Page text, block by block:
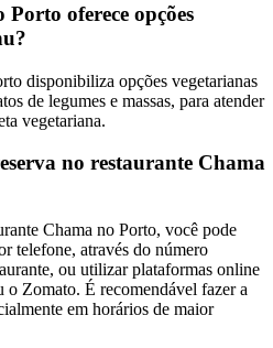
oferece opções
disponibiliza opções vegetarianas
de legumes e massas, para atender
vegetariana.
no restaurante Chama
Chama no Porto, você pode
telefone, através do número
ou utilizar plataformas online
o Zomato. É recomendável fazer a
em horários de maior